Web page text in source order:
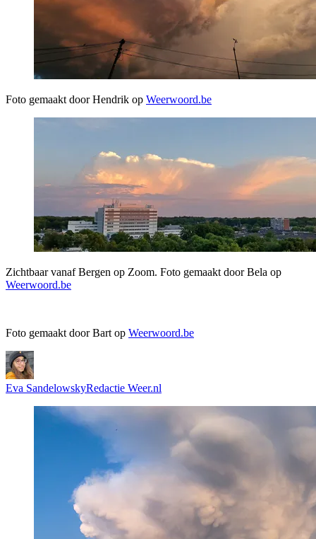
Foto gemaakt door Hendrik op Weerwoord.be
Zichtbaar vanaf Bergen op Zoom. Foto gemaakt door Bela op
Weerwoord.be
Foto gemaakt door Bart op Weerwoord.be
Eva SandelowskyRedactie Weer.nl